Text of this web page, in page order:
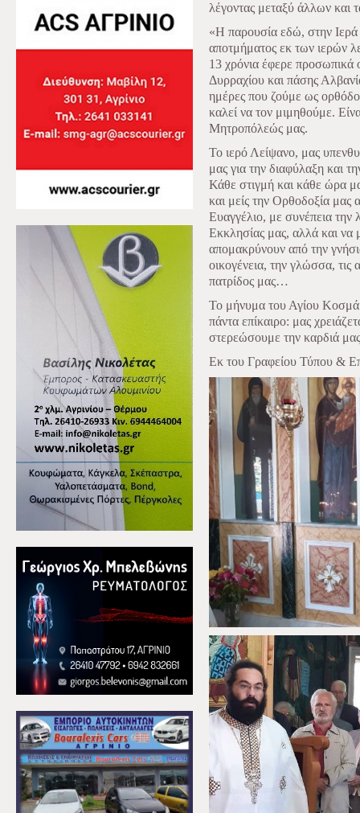
λέγοντας μεταξύ άλλων και
«Η παρουσία εδώ, στην
αποτμήματος εκ των ιερών
13 χρόνια έφερε προσωπικά
Δυρραχίου και πάσης
ημέρες που ζούμε ως
καλεί να τον μιμηθούμε.
Μητροπόλεώς μας.
Το ιερό Λείψανο, μας
μας για την διαφύλαξη και
Κάθε στιγμή και κάθε ώρα
και μείς την Ορθοδοξία μας
Ευαγγέλιο, με συνέπεια την
Εκκλησίας μας, αλλά και να
απομακρύνουν από την
οικογένεια, την γλώσσα, τις
πατρίδος μας…
Το μήνυμα του Αγίου Κοσμά
πάντα επίκαιρο: μας
στερεώσουμε την καρδιά
Εκ του Γραφείου Τύπου &